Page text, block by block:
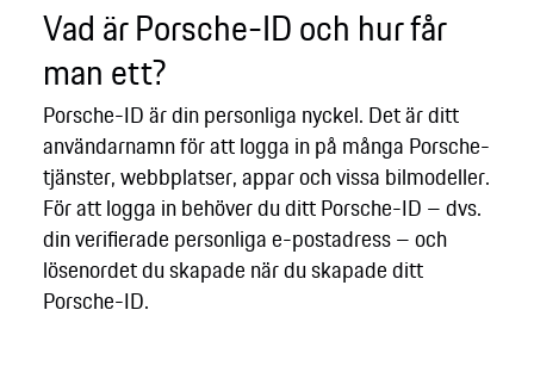
Vad är Porsche-ID och hur får
man ett?
Porsche-ID är din personliga nyckel. Det är ditt
användarnamn för att logga in på många Porsche-
tjänster, webbplatser, appar och vissa bilmodeller.
För att logga in behöver du ditt Porsche-ID – dvs.
din verifierade personliga e-postadress – och
lösenordet du skapade när du skapade ditt
Porsche-ID.